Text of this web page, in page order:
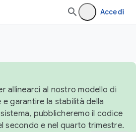
Accedi
allinearci al nostro modello di
garantire la stabilità della
pubblicheremo il codice
secondo e nel quarto trimestre.